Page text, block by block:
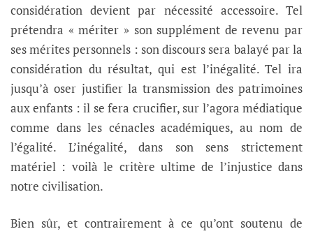
considération devient par nécessité accessoire. Tel
prétendra « mériter » son supplément de revenu par
ses mérites personnels : son discours sera balayé par la
considération du résultat, qui est l’inégalité. Tel ira
jusqu’à oser justifier la transmission des patrimoines
aux enfants : il se fera crucifier, sur l’agora médiatique
comme dans les cénacles académiques, au nom de
l’égalité. L’inégalité, dans son sens strictement
matériel : voilà le critère ultime de l’injustice dans
notre civilisation.
Bien sûr, et contrairement à ce qu’ont soutenu de